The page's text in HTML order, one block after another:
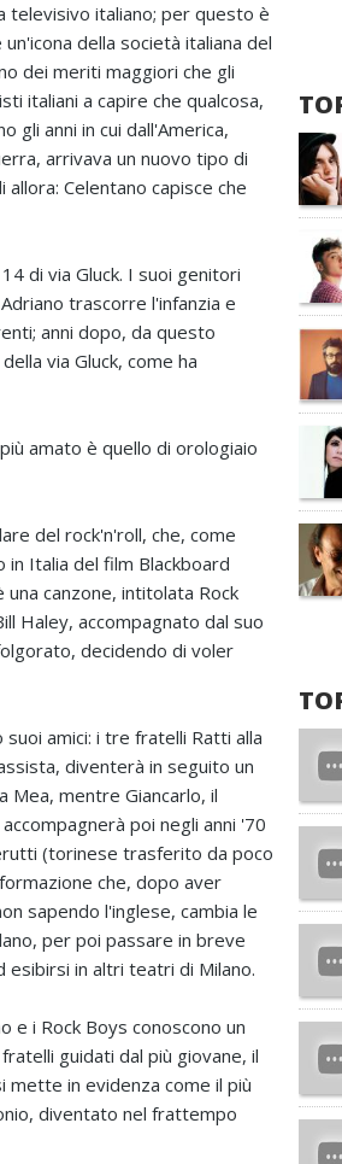
televisivo italiano; per questo è
della società italiana del
dei meriti maggiori che gli
italiani a capire che qualcosa,
gli anni in cui dall'America,
arrivava un nuovo tipo di
Celentano capisce che
di via Gluck. I suoi genitori
trascorre l'infanzia e
anni dopo, da questo
via Gluck, come ha
amato è quello di orologiaio
del rock'n'roll, che, come
in Italia del film Blackboard
una canzone, intitolata Rock
Haley, accompagnato dal suo
decidendo di voler
amici: i tre fratelli Ratti alla
diventerà in seguito un
Mea, mentre Giancarlo, il
poi negli anni '70
(torinese trasferito da poco
che, dopo aver
sapendo l'inglese, cambia le
per poi passare in breve
esibirsi in altri teatri di Milano.
e i Rock Boys conoscono un
guidati dal più giovane, il
mette in evidenza come il più
diventato nel frattempo